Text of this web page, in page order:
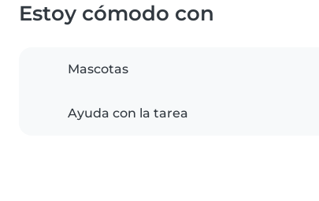
Estoy cómodo con
Mascotas
Ayuda con la tarea